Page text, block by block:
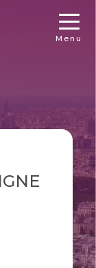
Menu